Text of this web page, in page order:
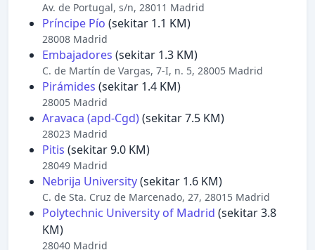
Av. de Portugal, s/n, 28011 Madrid
Príncipe Pío (sekitar 1.1 KM)
28008 Madrid
Embajadores (sekitar 1.3 KM)
C. de Martín de Vargas, 7-I, n. 5, 28005 Madrid
Pirámides (sekitar 1.4 KM)
28005 Madrid
Aravaca (apd-Cgd)(sekitar 7.5 KM)
28023 Madrid
Pitis (sekitar 9.0 KM)
28049 Madrid
Nebrija University(sekitar 1.6 KM)
C. de Sta. Cruz de Marcenado, 27, 28015 Madrid
Polytechnic University of Madrid (sekitar 3.8
KM)
28040 Madrid